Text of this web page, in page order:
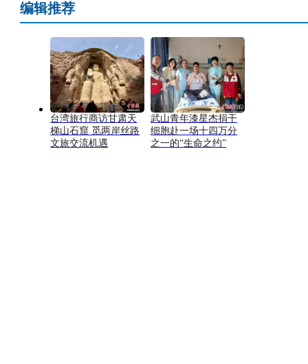
编辑推荐
台湾旅行商访甘肃天
梯山石窟 觅两岸丝路
文旅交流机遇
武山青年漆星杰捐干
细胞赴一场十四万分
之一的“生命之约”